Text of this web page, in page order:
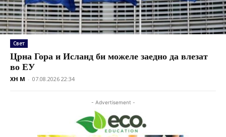
Свет
Црна Гора и Исланд би можеле заедно да влезат
во ЕУ
XH M - 07.08.2026 22:34
- Advertisement -